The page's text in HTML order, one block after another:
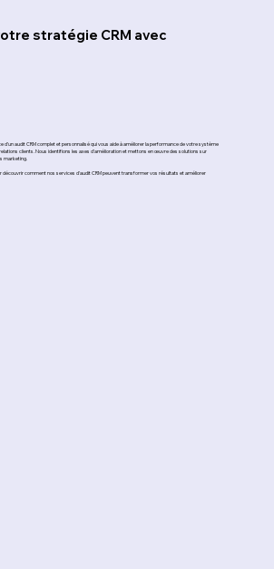
stratégie CRM avec
d’un audit CRM complet et personnalisé qui vous aide à améliorer la performance de votre système
clients. Nous identifions les axes d’amélioration et mettons en œuvre des solutions sur
marketing.
découvrir comment nos services d'audit CRM peuvent transformer vos résultats et améliorer